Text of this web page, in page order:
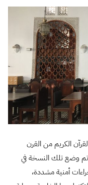
الكريم من القرن
تم وضع تلك النسخة في
أمنية مشددة،